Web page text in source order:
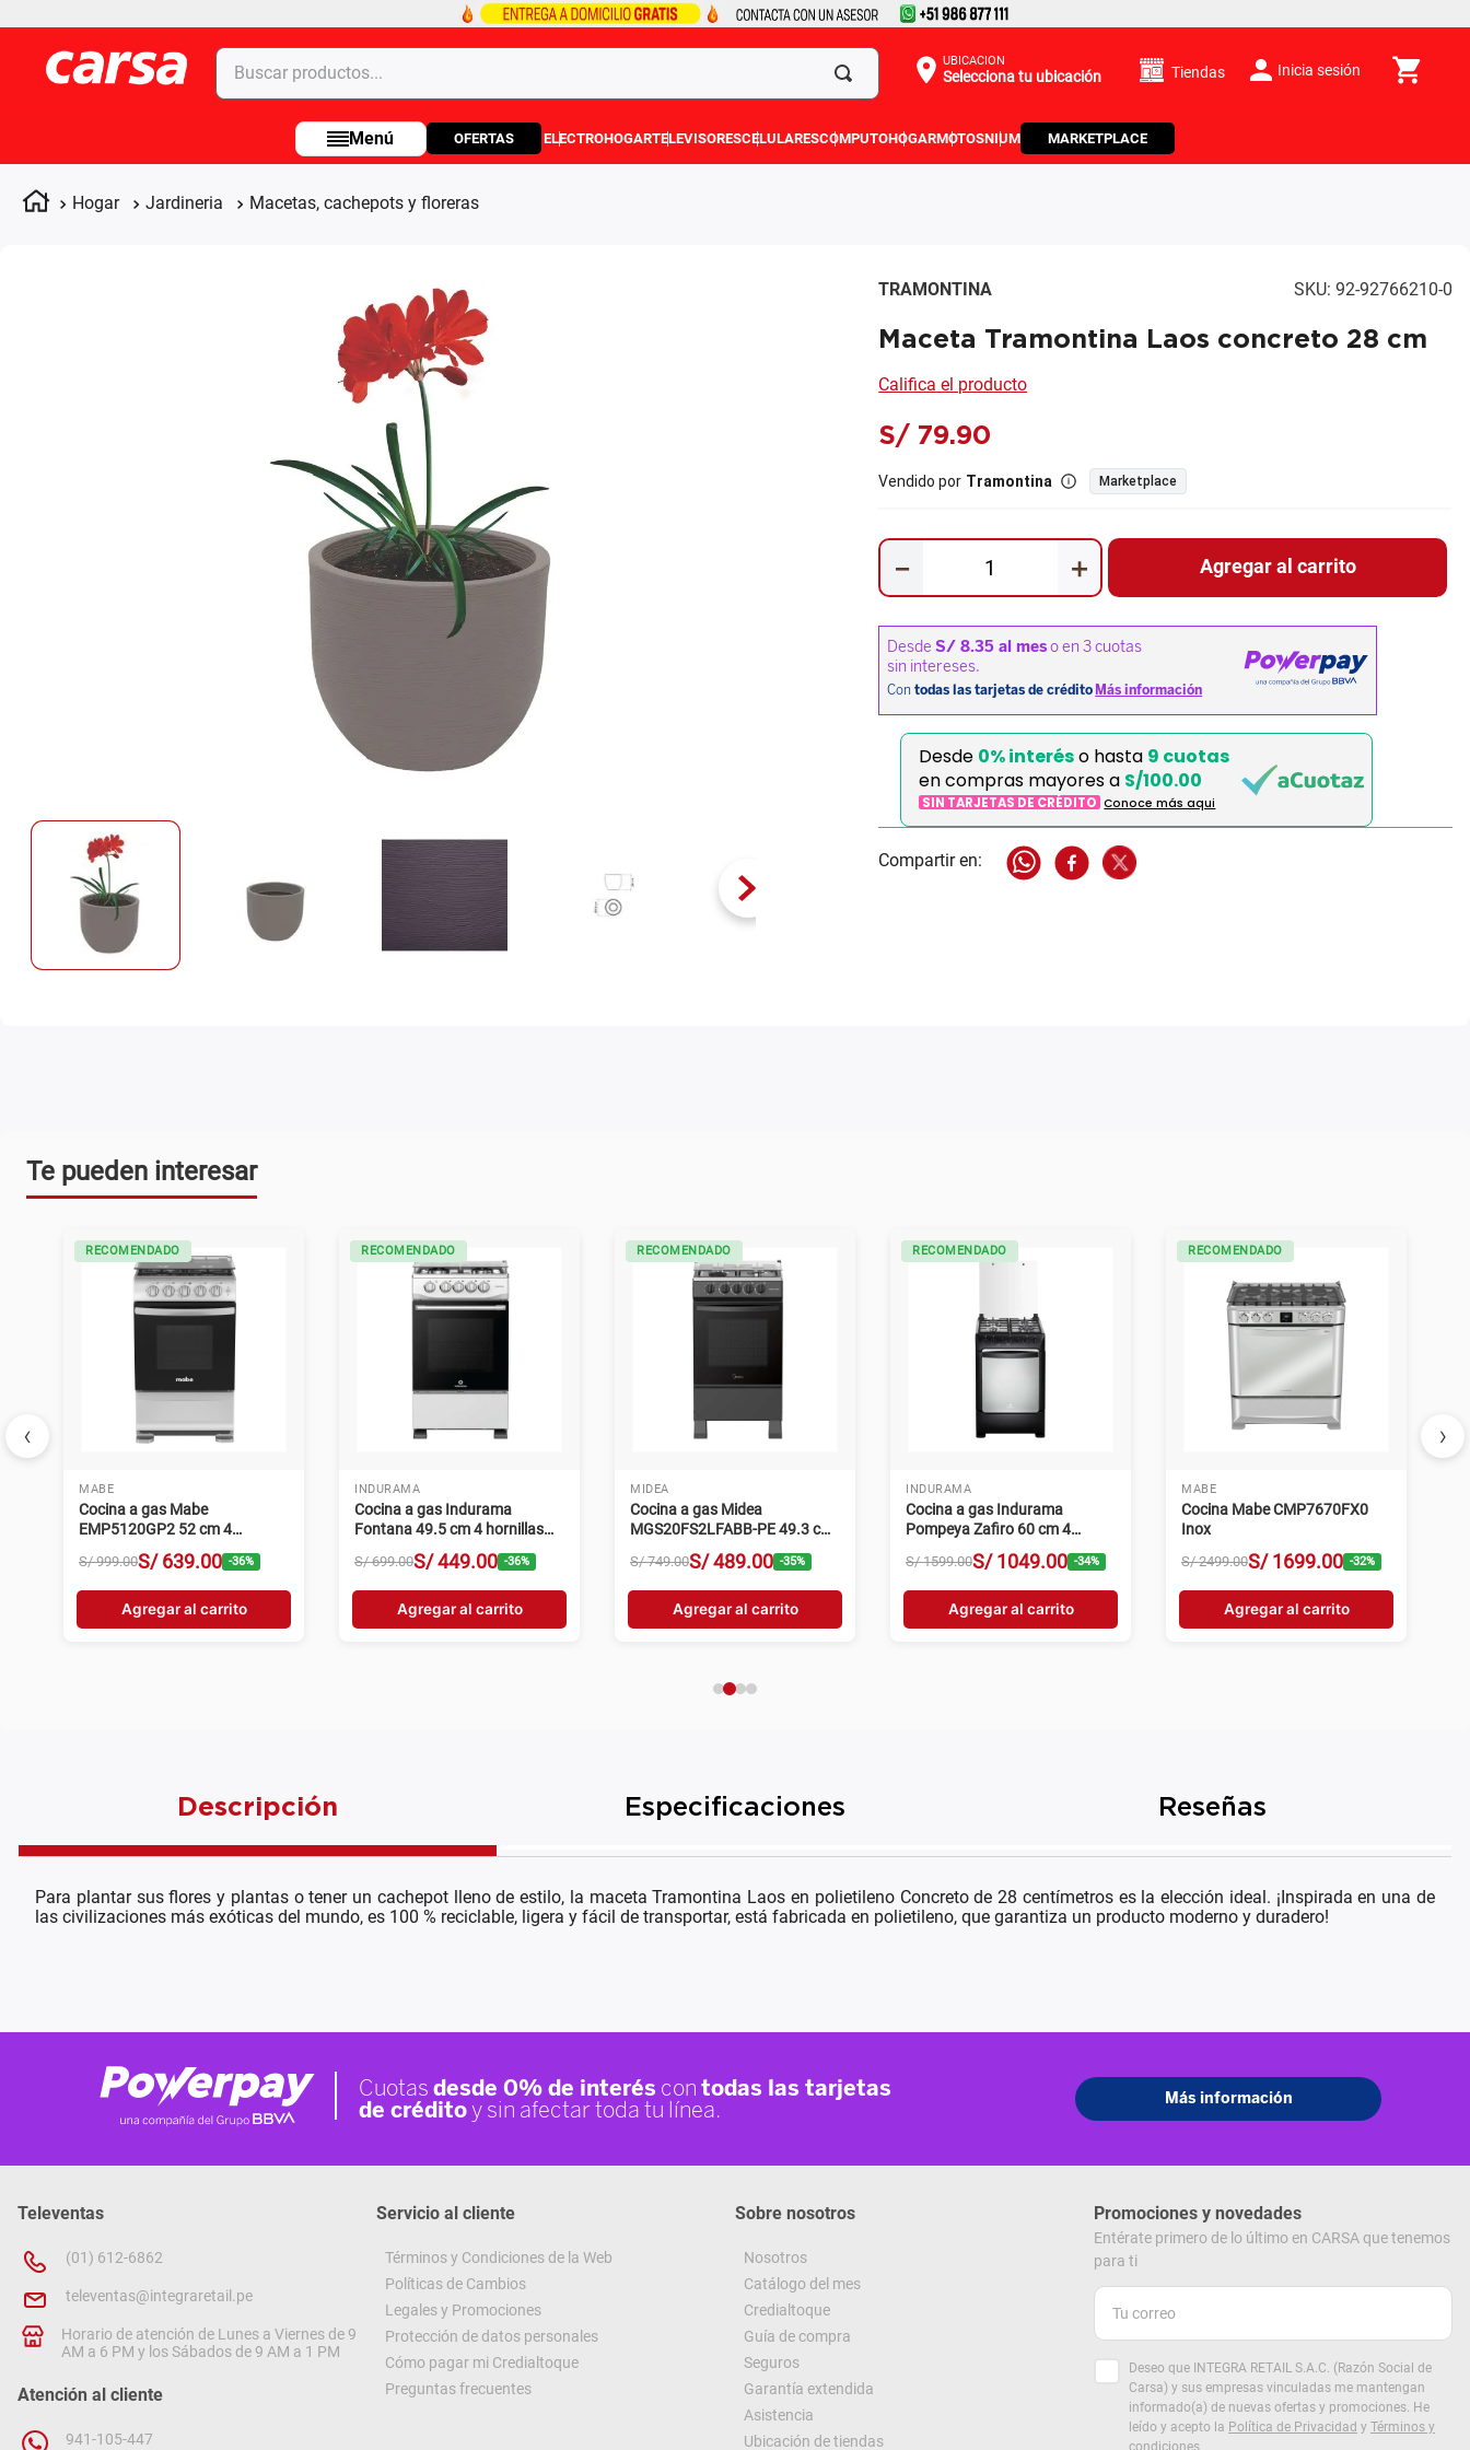
Buscar productos... UBICACIÓN
Selecciona tu ubicación Tiendas Inicia sesión
OFERTAS ELECTROHOGARTELEVISORESCELULARESCOMPUTOHOGARMOTOSNIUM MARKETPLACE
Hogar Jardineria Macetas, cachepots y floreras
TRAMONTINA SKU: 92-92766210-0
Maceta Tramontina Laos concreto 28 cm
Califica el producto
S/ 79.90
Vendido por Tramontina Marketplace
＋
－ Agregar al carrito
Desde 0% interéso hasta 9 cuotas
en compras mayores a S/100.00
SIN TARJETAS DE CRÉDITO Conoce más aqui
Te pueden interesar
‹
RECOMENDADO
MABE
Cocina a gas Mabe
EMP5120GP2 52 cm 4
hornillas grafito
S/ 999.00S/ 639.00 -36%
Agregar al carrito
RECOMENDADO
INDURAMA
Cocina a gas Indurama
Fontana 49.5 cm 4 hornillas
S/ 699.00S/ 449.00 -36%
Agregar al carrito
RECOMENDADO
MIDEA
Cocina a gas Midea
MGS20FS2LFABB-PE 49.3 cm
4 hornillas negro
S/ 749.00S/ 489.00 -35%
Agregar al carrito
RECOMENDADO
INDURAMA
Cocina a gas Indurama
Pompeya Zafiro 60 cm 4
hornillas negro
S/ 1599.00S/ 1049.00 -34%
Agregar al carrito
RECOMENDADO
MABE
Cocina Mabe CMP7670FX0
Inox
S/ 2499.00S/ 1699.00 -32%
Agregar al carrito
›
Descripción Especificaciones Reseñas
Para plantar sus flores y plantas o tener un cachepot lleno de estilo, la maceta Tramontina Laos en polietileno Concreto de 28 centímetros es la elección ideal. ¡Inspirada en una de
las civilizaciones más exóticas del mundo, es 100 % reciclable, ligera y fácil de transportar, está fabricada en polietileno, que garantiza un producto moderno y duradero!
Televentas
(01) 612-6862
televentas@integraretail.pe
Horario de atención de Lunes a Viernes de 9
AM a 6 PM y los Sábados de 9 AM a 1 PM
Atención al cliente
941-105-447
Servicio al cliente
Términos y Condiciones de la Web
Políticas de Cambios
Legales y Promociones
Protección de datos personales
Cómo pagar mi Credialtoque
Preguntas frecuentes
Sobre nosotros
Nosotros
Catálogo del mes
Credialtoque
Guía de compra
Seguros
Garantía extendida
Asistencia
Ubicación de tiendas
Promociones y novedades
Entérate primero de lo último en CARSA que tenemos
para ti
Deseo que INTEGRA RETAIL S.A.C. (Razón Social de
Carsa) y sus empresas vinculadas me mantengan
informado(a) de nuevas ofertas y promociones. He
leído y acepto la Política de Privacidad y Términos y
Términos más buscados